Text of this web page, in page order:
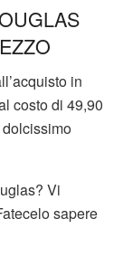
in
costo di 49,90
dolcissimo
Vi
sapere